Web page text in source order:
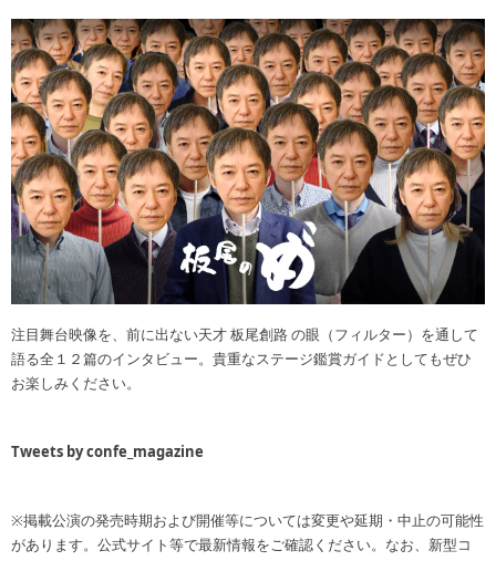
注目舞台映像を、前に出ない天才 板尾創路 の眼（フィルター）を通して
語る全１２篇のインタビュー。貴重なステージ鑑賞ガイドとしてもぜひ
お楽しみください。
Tweets by confe_magazine
※掲載公演の発売時期および開催等については変更や延期・中止の可能性
があります。公式サイト等で最新情報をご確認ください。なお、新型コ